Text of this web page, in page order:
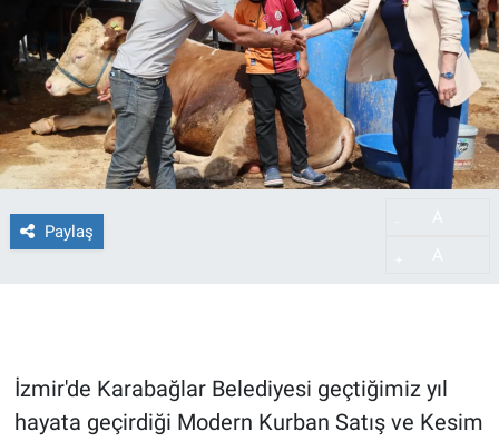
Paylaş
İzmir'de Karabağlar Belediyesi geçtiğimiz yıl
hayata geçirdiği Modern Kurban Satış ve Kesim
Künye
Son Dakika Haberleri
Haber Arşivi